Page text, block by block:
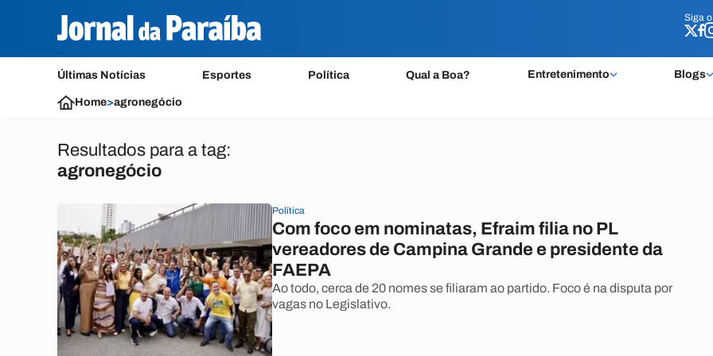
Siga o
Últimas Notícias Esportes Política Qual a Boa? Entretenimento Blogs
Siga o
Home>agronegócio
Resultados para a tag:
agronegócio
Política
Com foco em nominatas, Efraim filia no PL
vereadores de Campina Grande e presidente da
FAEPA
Ao todo, cerca de 20 nomes se filiaram ao partido. Foco é na disputa por
vagas no Legislativo.